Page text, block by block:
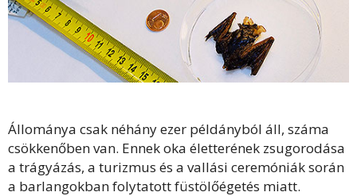
Állománya csak néhány ezer példányból áll, száma
csökkenőben van. Ennek oka életterének zsugorodása
a trágyázás, a turizmus és a vallási ceremóniák során
a barlangokban folytatott füstölőégetés miatt.